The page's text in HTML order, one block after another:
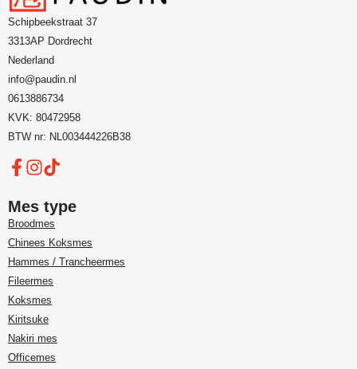
Schipbeekstraat 37
3313AP Dordrecht
Nederland
info@paudin.nl
0613886734
KVK: 80472958
BTW nr: NL003444226B38
Mes type
Broodmes
Chinees Koksmes
Hammes / Trancheermes
Fileermes
Koksmes
Kiritsuke
Nakiri mes
Officemes